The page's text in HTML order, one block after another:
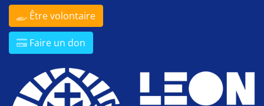
Être volontaire
Faire un don